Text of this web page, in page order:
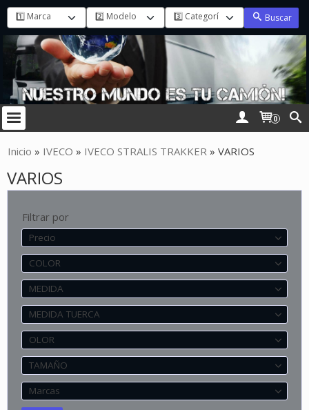
Buscar
0
Inicio » IVECO » IVECO STRALIS TRAKKER » VARIOS
VARIOS
Filtrar por
Precio
COLOR
MEDIDA
MEDIDA TUERCA
OLOR
TAMAÑO
Marcas